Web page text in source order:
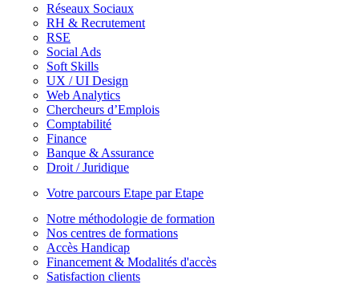
Réseaux Sociaux
RH & Recrutement
RSE
Social Ads
Soft Skills
UX / UI Design
Web Analytics
Chercheurs d’Emplois
Comptabilité
Finance
Banque & Assurance
Droit / Juridique
Votre parcours Etape par Etape
Notre méthodologie de formation
Nos centres de formations
Accès Handicap
Financement & Modalités d'accès
Satisfaction clients